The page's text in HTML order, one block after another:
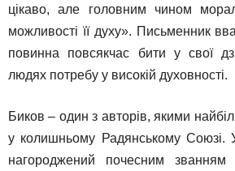
цікаво, але головним чином
можливості її духу». Письменник
повинна повсякчас бити у свої
людях потребу у високій духовності.
Биков – один з авторів, якими
у колишньому Радянському Союзі.
нагороджений почесним званням